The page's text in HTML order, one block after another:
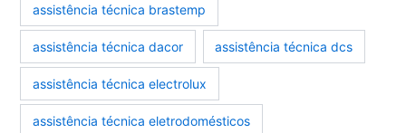
assistência técnica brastemp
assistência técnica dacor assistência técnica dcs
assistência técnica electrolux
assistência técnica eletrodomésticos